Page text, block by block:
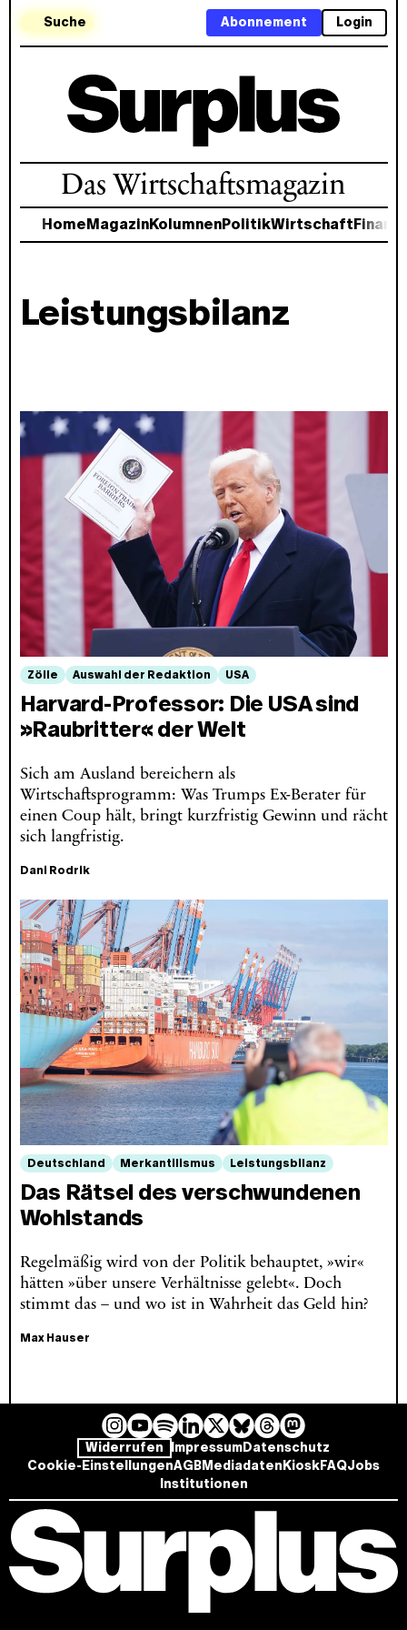
Suche Login
Abonnement
Das Wirtschaftsmagazin
Home MagazinKolumnenPolitikWirtschaft
Leistungsbilanz
Zölle Auswahl der Redaktion USA
Harvard-Professor: Die USA sind
»Raubritter« der Welt
Sich am Ausland bereichern als
Wirtschaftsprogramm: Was Trumps Ex-Berater für
einen Coup hält, bringt kurzfristig Gewinn und rächt
sich langfristig.
Dani Rodrik
Deutschland Merkantilismus Leistungsbilanz
Das Rätsel des verschwundenen
Wohlstands
Regelmäßig wird von der Politik behauptet, »wir«
hätten »über unsere Verhältnisse gelebt«. Doch
stimmt das – und wo ist in Wahrheit das Geld hin?
Max Hauser
I
n
s
t
a
Y
o
u
T
S
p
o
t
L
i
n
k
d
B
l
u
e
k
y
T
h
r
e
a
M
a
s
t
n
Widerrufen ImpressumDatenschutz
Cookie-EinstellungenAGBMediadaten KioskFAQJobs
Institutionen